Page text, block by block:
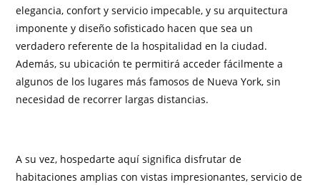
elegancia, confort y servicio impecable, y su arquitectura
imponente y diseño sofisticado hacen que sea un
verdadero referente de la hospitalidad en la ciudad.
Además, su ubicación te permitirá acceder fácilmente a
algunos de los lugares más famosos de Nueva York, sin
necesidad de recorrer largas distancias.
A su vez, hospedarte aquí significa disfrutar de
habitaciones amplias con vistas impresionantes, servicio de